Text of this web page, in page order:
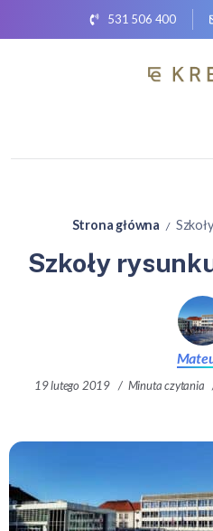
531 506 400
Strona główna /
Szkoły
19 lutego 2019 Minuta czytania